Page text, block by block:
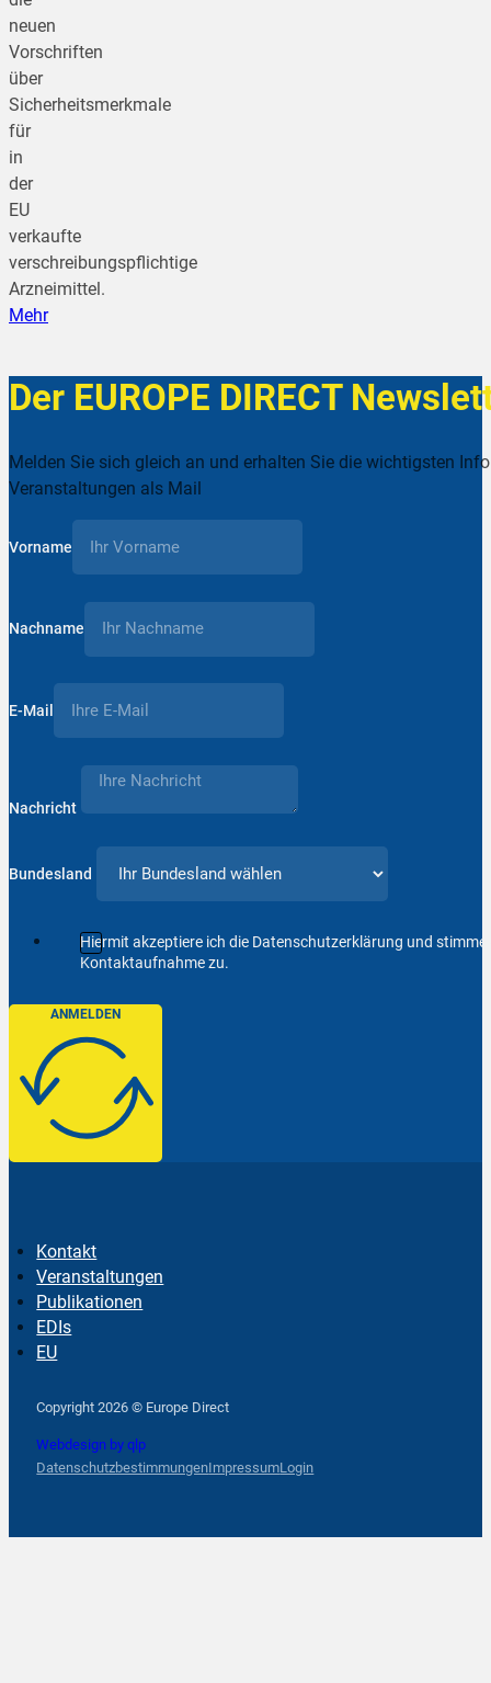
neuen
Vorschriften
über
Sicherheitsmerkmale
für
in
der
EU
verkaufte
verschreibungspflichtige
Arzneimittel.
Mehr
Der EUROPE DIRECT
Melden Sie sich gleich an und erhalten Sie die wichtigsten
Veranstaltungen als Mail
Vorname
Nachname
E-Mail
Nachricht
Bundesland
Hiermit akzeptiere ich die Datenschutzerklärung und
Kontaktaufnahme zu.
ANMELDEN
Kontakt
Veranstaltungen
Publikationen
EDIs
EU
Copyright 2026 © Europe Direct
Webdesign by qlp
DatenschutzbestimmungenImpressumLogin